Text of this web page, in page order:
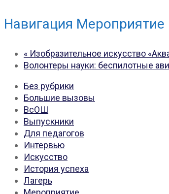
Навигация Мероприятие
« Изобразительное искусство
Волонтеры науки: беспилотные
Без рубрики
Большие вызовы
ВсОШ
Выпускники
Для педагогов
Интервью
Искусство
История успеха
Лагерь